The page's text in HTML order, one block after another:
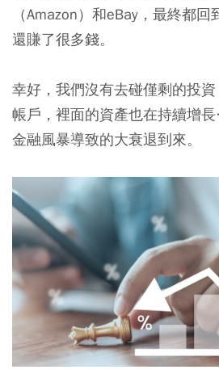
（Amazon）和eBay，最終都
還賺了很多錢。
幸好，我們沒有去碰僅剩的投
帳戶，裡面的資產也在持續增
金融風暴導致的大衰退到來。